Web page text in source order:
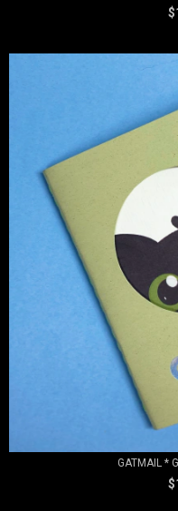
GATMAIL *